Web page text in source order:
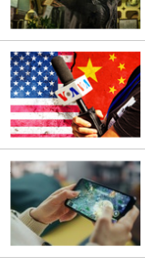
2025/04/18
2025/03/12